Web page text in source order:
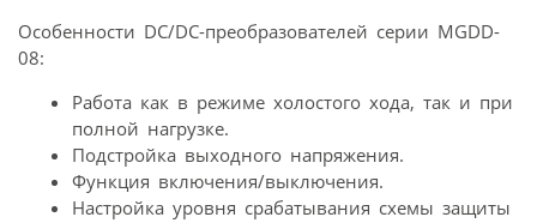
Особенности DC/DC-преобразователей серии MGDD-
08:
Работа как в режиме холостого хода, так и при
полной нагрузке.
Подстройка выходного напряжения.
Функция включения/выключения.
Настройка уровня срабатывания схемы защиты